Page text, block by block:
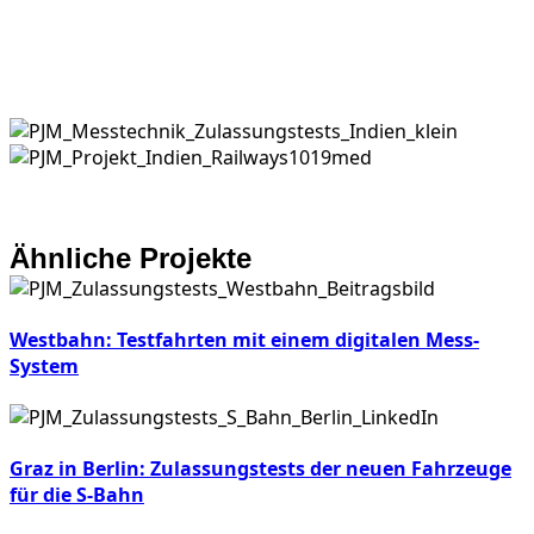
Ähnliche Projekte
Westbahn: Testfahrten mit einem digitalen Mess-
System
Graz in Berlin: Zulassungstests der neuen Fahrzeuge
für die S-Bahn